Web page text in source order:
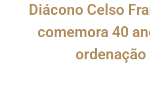
Diácono Celso
comemora 40
ordenação